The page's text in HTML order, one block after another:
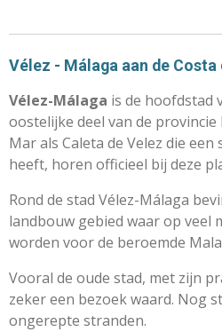
Vélez - Málaga aan de Costa
Vélez-Málaga is de hoofdstad
oostelijke deel van de
Mar als Caleta de Velez die
heeft, horen officieel bij deze
Rond de stad Vélez-Málaga
landbouw gebied waar op veel
worden voor de beroemde
Vooral de oude stad, met zijn
zeker een bezoek waard. Nog
ongerepte stranden.